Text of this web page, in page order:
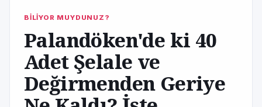
BİLİYOR MUYDUNUZ?
Palandöken'de ki 40
Adet Şelale ve
Değirmenden Geriye